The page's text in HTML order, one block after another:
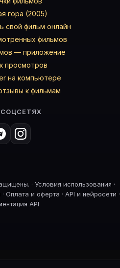
гора (2005)
свой фильм онлайн
фильмов
— приложение
просмотров
на компьютере
к фильмам
· Условия использования ·
· Оплата и оферта · API и нейросети ·
API